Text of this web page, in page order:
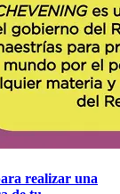
realizar una